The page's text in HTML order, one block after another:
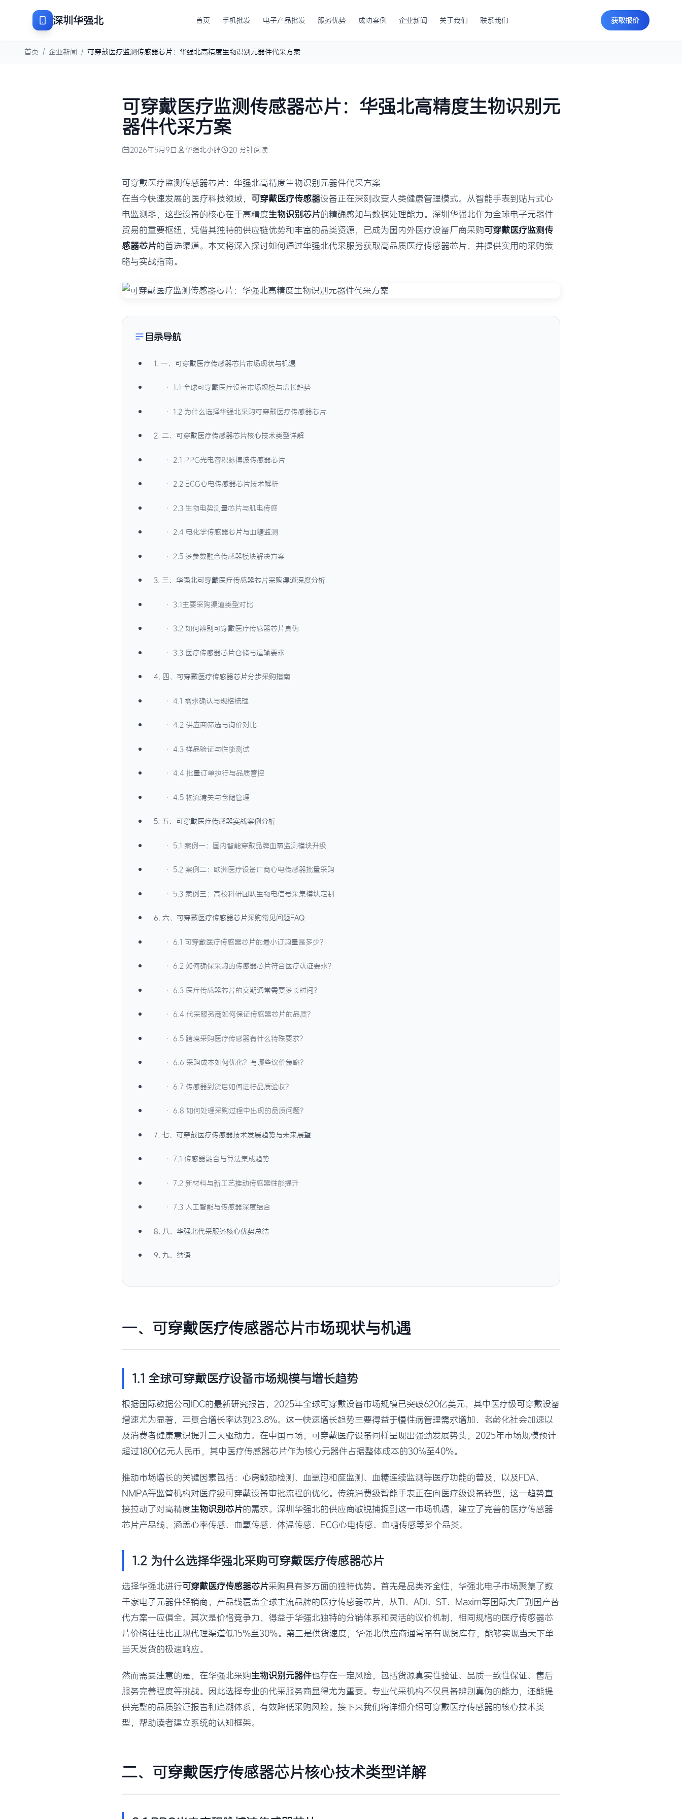
深圳华强北 首页 手机批发 电子产品批发 服务优势 成功案例 企业新闻 关于我们 联系我们 获取报价
首页 / 企业新闻 / 可穿戴医疗监测传感器芯片：华强北高精度生物识别元器件代采方案
可穿戴医疗监测传感器芯片：华强北高精度生物识别元
器件代采方案
2026年5月9日 华强北小胖 20 分钟阅读
可穿戴医疗监测传感器芯片：华强北高精度生物识别元器件代采方案
在当今快速发展的医疗科技领域， 可穿戴医疗传感器设备正在深刻改变人类健康管理模式。从智能手表到贴片式心
电监测器，这些设备的核心在于高精度生物识别芯片的精确感知与数据处理能力。深圳华强北作为全球电子元器件
贸易的重要枢纽，凭借其独特的供应链优势和丰富的品类资源，已成为国内外医疗设备厂商采购可穿戴医疗监测传
感器芯片的首选渠道。本文将深入探讨如何通过华强北代采服务获取高品质医疗传感器芯片，并提供实用的采购策
略与实战指南。
目录导航
1. 一、可穿戴医疗传感器芯片市场现状与机遇
· 1.1 全球可穿戴医疗设备市场规模与增长趋势
· 1.2 为什么选择华强北采购可穿戴医疗传感器芯片
2. 二、可穿戴医疗传感器芯片核心技术类型详解
· 2.1 PPG光电容积脉搏波传感器芯片
· 2.2 ECG心电传感器芯片技术解析
· 2.3 生物电势测量芯片与肌电传感
· 2.4 电化学传感器芯片与血糖监测
· 2.5 多参数融合传感器模块解决方案
3. 三、华强北可穿戴医疗传感器芯片采购渠道深度分析
· 3.1主要采购渠道类型对比
· 3.2 如何辨别可穿戴医疗传感器芯片真伪
· 3.3 医疗传感器芯片仓储与运输要求
4. 四、可穿戴医疗传感器芯片分步采购指南
· 4.1 需求确认与规格梳理
· 4.2 供应商筛选与询价对比
· 4.3 样品验证与性能测试
· 4.4 批量订单执行与品质管控
· 4.5 物流清关与仓储管理
5. 五、可穿戴医疗传感器实战案例分析
· 5.1 案例一：国内智能穿戴品牌血氧监测模块升级
· 5.2 案例二：欧洲医疗设备厂商心电传感器批量采购
· 5.3 案例三：高校科研团队生物电信号采集模块定制
6. 六、可穿戴医疗传感器芯片采购常见问题FAQ
· 6.1 可穿戴医疗传感器芯片的最小订购量是多少？
· 6.2 如何确保采购的传感器芯片符合医疗认证要求？
· 6.3 医疗传感器芯片的交期通常需要多长时间？
· 6.4 代采服务商如何保证传感器芯片的品质？
· 6.5 跨境采购医疗传感器有什么特殊要求？
· 6.6 采购成本如何优化？有哪些议价策略？
· 6.7 传感器到货后如何进行品质验收？
· 6.8 如何处理采购过程中出现的品质问题？
7. 七、可穿戴医疗传感器技术发展趋势与未来展望
· 7.1 传感器融合与算法集成趋势
· 7.2 新材料与新工艺推动传感器性能提升
· 7.3 人工智能与传感器深度结合
8. 八、华强北代采服务核心优势总结
9. 九、结语
一、可穿戴医疗传感器芯片市场现状与机遇
1.1 全球可穿戴医疗设备市场规模与增长趋势
根据国际数据公司IDC的最新研究报告，2025年全球可穿戴设备市场规模已突破620亿美元，其中医疗级可穿戴设备
增速尤为显著，年复合增长率达到23.8%。这一快速增长趋势主要得益于慢性病管理需求增加、老龄化社会加速以
及消费者健康意识提升三大驱动力。在中国市场，可穿戴医疗设备同样呈现出强劲发展势头，2025年市场规模预计
超过1800亿元人民币，其中医疗传感器芯片作为核心元器件占据整体成本的30%至40%。
推动市场增长的关键因素包括：心房颤动检测、血氧饱和度监测、血糖连续监测等医疗功能的普及，以及FDA、
NMPA等监管机构对医疗级可穿戴设备审批流程的优化。传统消费级智能手表正在向医疗级设备转型，这一趋势直
接拉动了对高精度生物识别芯片的需求。深圳华强北的供应商敏锐捕捉到这一市场机遇，建立了完善的医疗传感器
芯片产品线，涵盖心率传感、血氧传感、体温传感、ECG心电传感、血糖传感等多个品类。
1.2 为什么选择华强北采购可穿戴医疗传感器芯片
选择华强北进行可穿戴医疗传感器芯片采购具有多方面的独特优势。首先是品类齐全性，华强北电子市场聚集了数
千家电子元器件经销商，产品线覆盖全球主流品牌的医疗传感器芯片，从TI、ADI、ST、Maxim等国际大厂到国产替
代方案一应俱全。其次是价格竞争力，得益于华强北独特的分销体系和灵活的议价机制，相同规格的医疗传感器芯
片价格往往比正规代理渠道低15%至30%。第三是供货速度，华强北供应商通常备有现货库存，能够实现当天下单
当天发货的极速响应。
然而需要注意的是，在华强北采购生物识别元器件也存在一定风险，包括货源真实性验证、品质一致性保证、售后
服务完善程度等挑战。因此选择专业的代采服务商显得尤为重要。专业代采机构不仅具备辨别真伪的能力，还能提
供完整的品质验证报告和追溯体系，有效降低采购风险。接下来我们将详细介绍可穿戴医疗传感器的核心技术类
型，帮助读者建立系统的认知框架。
二、可穿戴医疗传感器芯片核心技术类型详解